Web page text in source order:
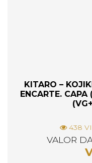
KITARO ‎–
ENCARTE.
438
VALOR